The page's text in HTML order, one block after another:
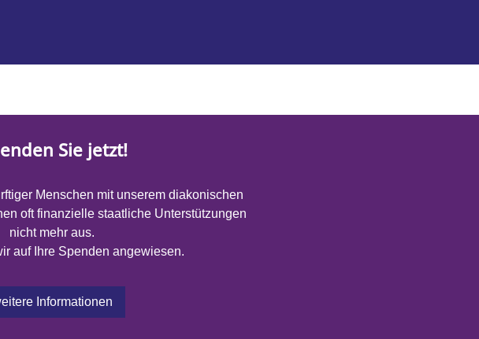
Sie jetzt!
Menschen mit unserem diakonischen
oft finanzielle staatliche Unterstützungen
nicht mehr aus.
auf Ihre Spenden angewiesen.
Informationen